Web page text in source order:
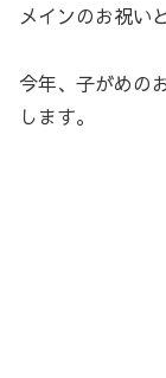
メインのお祝い
今年、子がめの
します。